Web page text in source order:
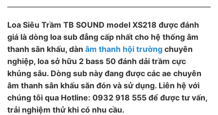
Loa Siêu Trầm TB SOUND model XS218 được đánh
giá là dòng loa sub đẳng cấp nhất cho hệ thống âm
thanh sân khấu, dàn âm thanh hội trường chuyên
nghiệp, loa sở hữu 2 bass 50 đánh dải trầm cực
khủng sâu. Dòng sub này đang được các ae chuyên
âm thanh sân khấu săn đón và sử dụng. Liên hệ với
chúng tôi qua Hotline: 0932 918 555 để được tư vấn,
trải nghiệm thử khi có nhu cầu.